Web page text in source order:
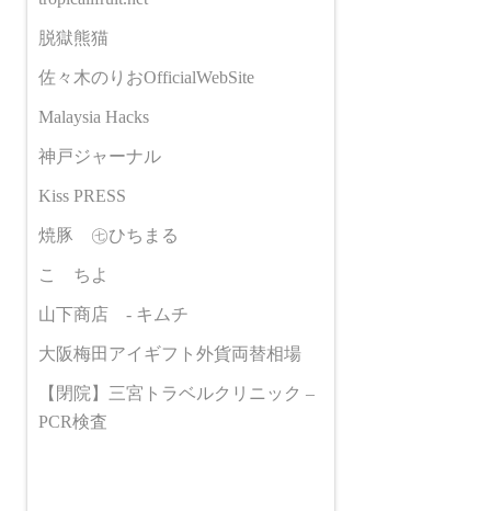
脱獄熊猫
佐々木のりおOfficialWebSite
Malaysia Hacks
神戸ジャーナル
Kiss PRESS
焼豚 ㊆ひちまる
こゝちよ
山下商店 - キムチ
大阪梅田アイギフト外貨両替相場
【閉院】三宮トラベルクリニック –
PCR検査